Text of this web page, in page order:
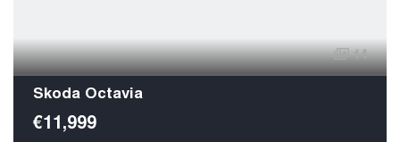
14
Skoda Octavia
€11,999